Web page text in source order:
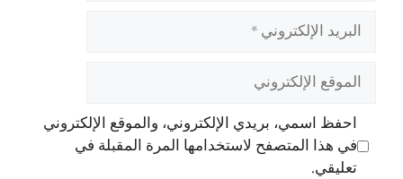
البريد
الإلكتروني
الموقع
الإلكتروني
احفظ اسمي، بريدي الإلكتروني، والموقع الإلكتروني
في هذا المتصفح لاستخدامها المرة المقبلة في
تعليقي.